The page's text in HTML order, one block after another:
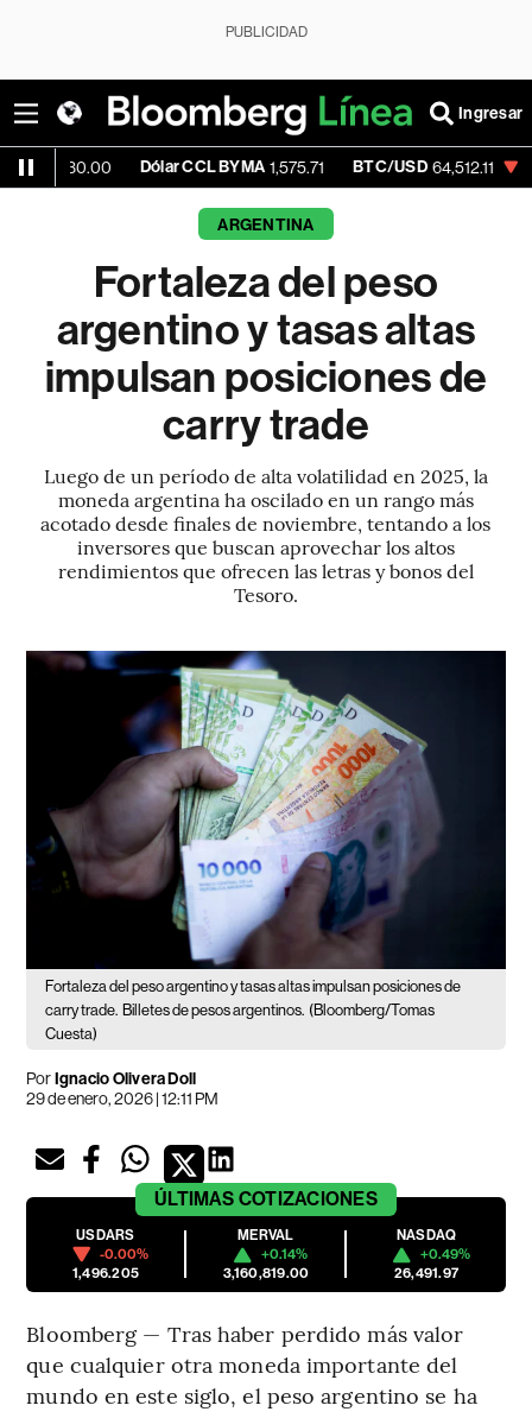
PUBLICIDAD
Ingresar
Dólar CCL BYMA 1,575.71 BTC/USD 64,512.11 -0.42%
ARGENTINA
Fortaleza del peso
argentino y tasas altas
impulsan posiciones de
carry trade
Luego de un período de alta volatilidad en 2025, la
moneda argentina ha oscilado en un rango más
acotado desde finales de noviembre, tentando a los
inversores que buscan aprovechar los altos
rendimientos que ofrecen las letras y bonos del
Tesoro.
Fortaleza del peso argentino y tasas altas impulsan posiciones de
carry trade. Billetes de pesos argentinos. (Bloomberg/Tomas
Cuesta)
PorIgnacio Olivera Doll
29 de enero, 2026 | 12:11 PM
ÚLTIMAS COTIZACIONES
USDARS
-0.00%
1,496.205
MERVAL
+0.14%
3,160,819.00
NASDAQ
+0.49%
26,491.97
Bloomberg — Tras haber perdido más valor
que cualquier otra moneda importante del
mundo en este siglo, el peso argentino se ha